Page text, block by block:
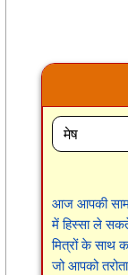
आज आपकी
में हिस्सा ले
मित्रों के साथ
जो आपको